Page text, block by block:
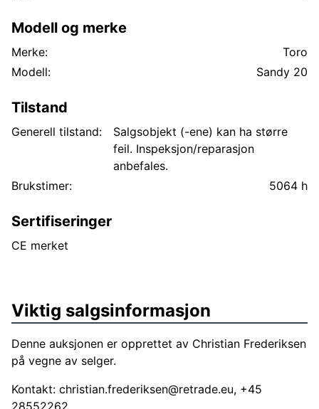
Defekt tændspole samt fladt dæk. Derudover fuldt
funktionel
Modell og merke
Merke:
Toro
Modell:
Sandy 20
Tilstand
Generell tilstand:
Salgsobjekt (-ene) kan ha større
feil. Inspeksjon/reparasjon
anbefales.
Brukstimer:
5064 h
Sertifiseringer
CE merket
Viktig salgsinformasjon
Denne auksjonen er opprettet av Christian Frederiksen
på vegne av selger.
Kontakt: christian.frederiksen@retrade.eu, +45
28552262